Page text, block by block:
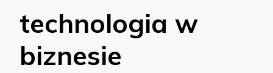
technologia w
biznesie